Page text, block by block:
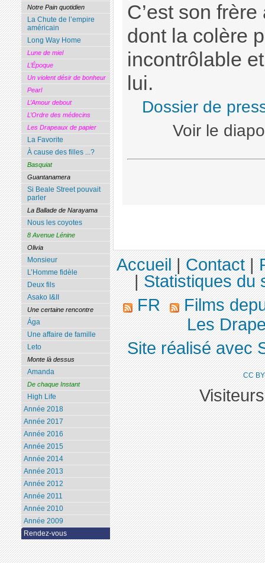
C’est son
dont la colère
incontrôlable
lui.
Dossier de
Voir le
Notre Pain quotidien
La Chute de l’empire
américain
Long Way Home
Lune de miel
L’Époque
Un violent désir de bonheur
Pearl
L’Amour debout
L’Ordre des médecins
Les Drapeaux de papier
La Favorite
À cause des filles ...?
Basquiat
Guantanamera
Si Beale Street pouvait
parler
La Ballade de Narayama
Nous les coyotes
8 Avenue Lénine
Olivia
Monsieur
L’Homme fidèle
Deux fils
Asako I&II
Une certaine rencontre
Ága
Une affaire de famille
Leto
Monte là dessus
Amanda
De chaque Instant
High Life
Année 2018
Année 2017
Année 2016
Année 2015
Année 2014
Année 2013
Année 2012
Année 2011
Année 2010
Année 2009
Rendez-vous
Accueil|Contact|
|Statistiques du
FR
Films
Les
Site réalisé avec
CC